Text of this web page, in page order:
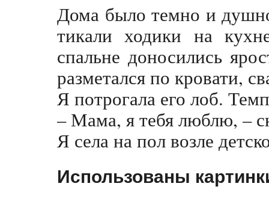
Дома было темно и
тикали ходики на
спальне доносились
разметался по кровати,
Я потрогала его лоб.
– Мама, я тебя люблю, –
Я села на пол возле
Использованы